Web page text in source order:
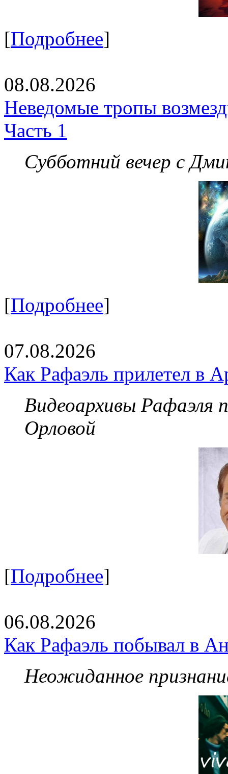
[Подробнее]
08.08.2026
Неведомые тропы
Часть 1
Субботний вечер с
[Подробнее]
07.08.2026
Как Рафаэль прилетел в
Видеоархивы Рафаэля
Орловой
[Подробнее]
06.08.2026
Как Рафаэль побывал в
Неожиданное